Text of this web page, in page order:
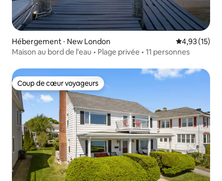
Hébergement ⋅ New London Évaluation
4,93 (15)
Maison au bord de l'eau • Plage privée • 11 personnes
Coup de cœur voyageurs
Coup de cœur voyageurs